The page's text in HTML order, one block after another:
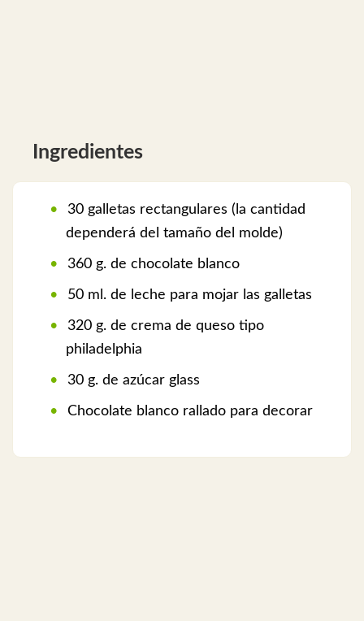
Ingredientes
30 galletas rectangulares (la cantidad
dependerá del tamaño del molde)
360 g. de chocolate blanco
50 ml. de leche para mojar las galletas
320 g. de crema de queso tipo
philadelphia
30 g. de azúcar glass
Chocolate blanco rallado para decorar